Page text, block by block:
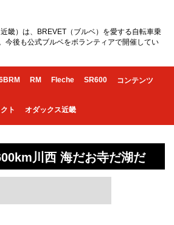
畿）は、BREVET（ブルベ）を愛する自転車乗
今後も公式ブルベをボランティアで開催してい
RM Fleche SR600 コンテンツ
ト オダックス近畿
川西 海だお寺だ湖だ